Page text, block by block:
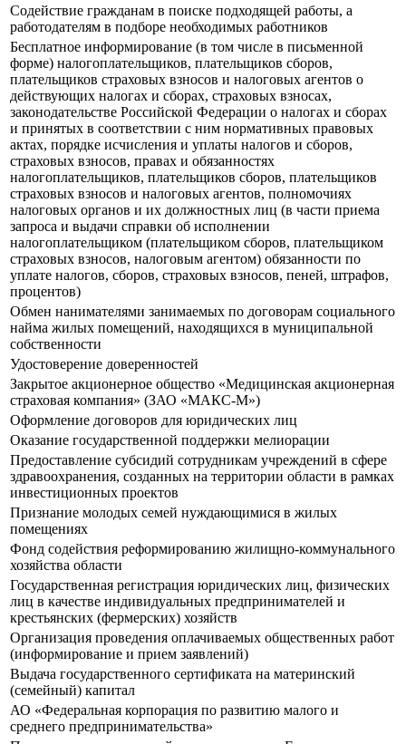
Содействие гражданам в поиске подходящей работы, а
работодателям в подборе необходимых работников
Бесплатное информирование (в том числе в письменной
форме) налогоплательщиков, плательщиков сборов,
плательщиков страховых взносов и налоговых агентов о
действующих налогах и сборах, страховых взносах,
законодательстве Российской Федерации о налогах и сборах
и принятых в соответствии с ним нормативных правовых
актах, порядке исчисления и уплаты налогов и сборов,
страховых взносов, правах и обязанностях
налогоплательщиков, плательщиков сборов, плательщиков
страховых взносов и налоговых агентов, полномочиях
налоговых органов и их должностных лиц (в части приема
запроса и выдачи справки об исполнении
налогоплательщиком (плательщиком сборов, плательщиком
страховых взносов, налоговым агентом) обязанности по
уплате налогов, сборов, страховых взносов, пеней, штрафов,
процентов)
Обмен нанимателями занимаемых по договорам социального
найма жилых помещений, находящихся в муниципальной
собственности
Удостоверение доверенностей
Закрытое акционерное общество «Медицинская акционерная
страховая компания» (ЗАО «МАКС-М»)
Оформление договоров для юридических лиц
Оказание государственной поддержки мелиорации
Предоставление субсидий сотрудникам учреждений в сфере
здравоохранения, созданных на территории области в рамках
инвестиционных проектов
Признание молодых семей нуждающимися в жилых
помещениях
Фонд содействия реформированию жилищно-коммунального
хозяйства области
Государственная регистрация юридических лиц, физических
лиц в качестве индивидуальных предпринимателей и
крестьянских (фермерских) хозяйств
Организация проведения оплачиваемых общественных работ
(информирование и прием заявлений)
Выдача государственного сертификата на материнский
(семейный) капитал
АО «Федеральная корпорация по развитию малого и
среднего предпринимательства»